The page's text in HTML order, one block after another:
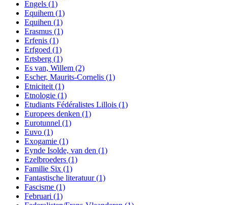
Engels (1)
Equihem (1)
Equihen (1)
Erasmus (1)
Erfenis (1)
Erfgoed (1)
Ertsberg (1)
Es van, Willem (2)
Escher, Maurits-Cornelis (1)
Etniciteit (1)
Etnologie (1)
Etudiants Fédéralistes Lillois (1)
Europees denken (1)
Eurotunnel (1)
Euvo (1)
Exogamie (1)
Eynde Isolde, van den (1)
Ezelbroeders (1)
Familie Six (1)
Fantastische literatuur(1)
Fascisme (1)
Februari (1)